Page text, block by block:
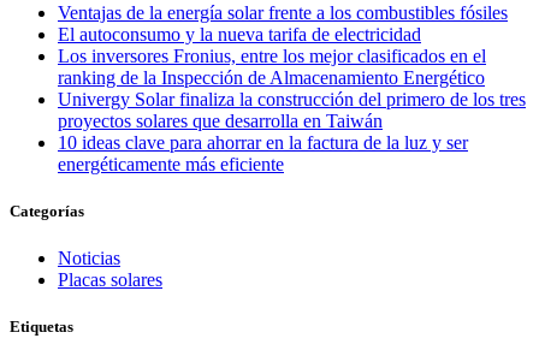
Ventajas de la energía solar frente a los combustibles fósiles
El autoconsumo y la nueva tarifa de electricidad
Los inversores Fronius, entre los mejor clasificados en el
ranking de la Inspección de Almacenamiento Energético
Univergy Solar finaliza la construcción del primero de los tres
proyectos solares que desarrolla en Taiwán
10 ideas clave para ahorrar en la factura de la luz y ser
energéticamente más eficiente
Categorías
Noticias
Placas solares
Etiquetas